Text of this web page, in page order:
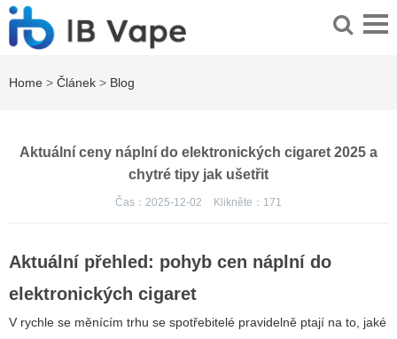
Home > Článek > Blog
Aktuální ceny náplní do elektronických cigaret 2025 a
chytré tipy jak ušetřit
Čas：2025-12-02 Klikněte： 171
Aktuální přehled: pohyb cen náplní do
elektronických cigaret
V rychle se měnícím trhu se spotřebitelé pravidelně ptají na to, jaké